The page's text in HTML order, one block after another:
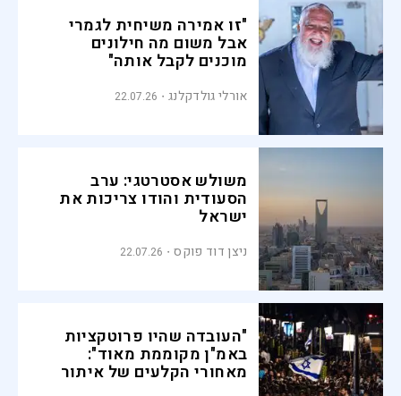
"זו אמירה משיחית לגמרי
אבל משום מה חילונים
מוכנים לקבל אותה"
אורלי גולדקלנג 22.07.26
משולש אסטרטגי: ערב
הסעודית והודו צריכות את
ישראל
ניצן דוד פוקס 22.07.26
"העובדה שהיו פרוטקציות
באמ"ן מקוממת מאוד":
מאחורי הקלעים של איתור